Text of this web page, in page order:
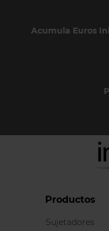
Acumula Euros
Productos
Sujetadores